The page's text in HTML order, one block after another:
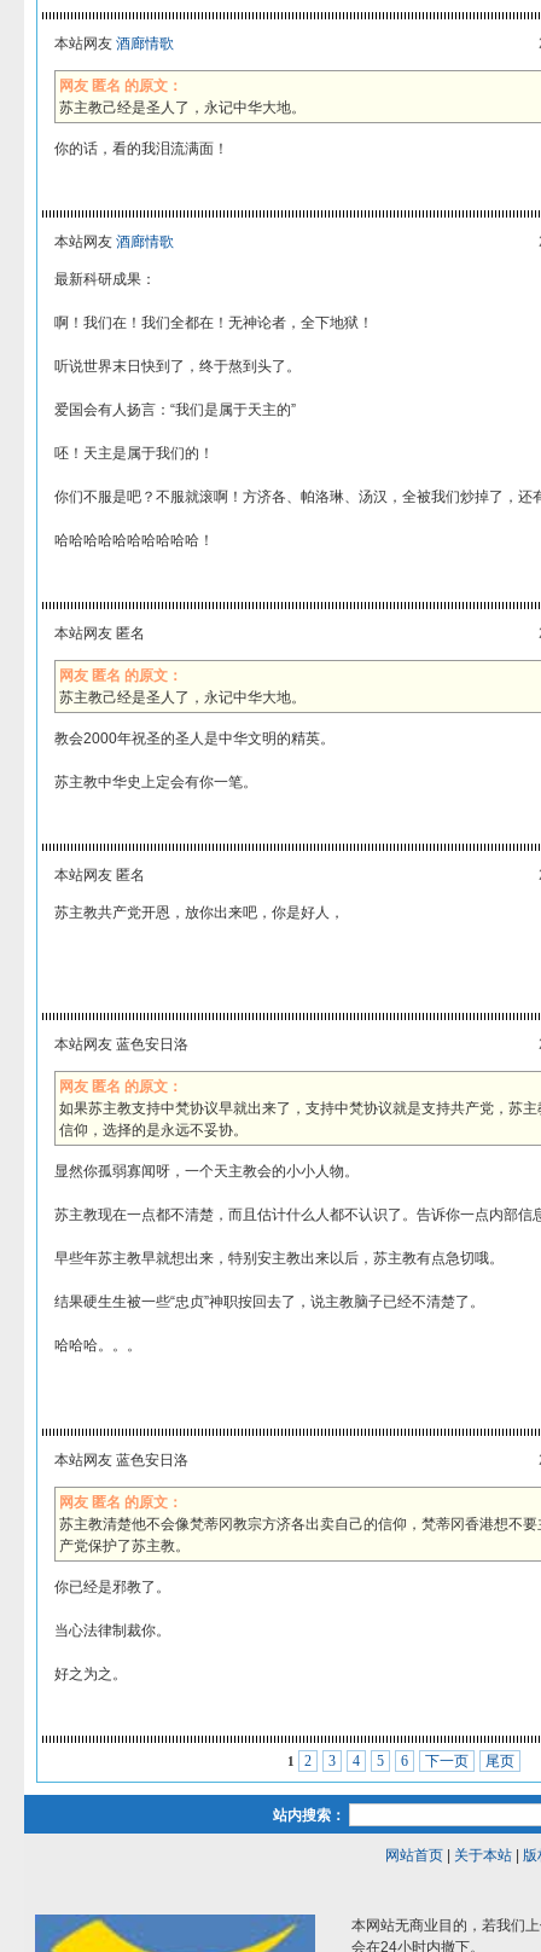
本站网友 酒廊情歌
网友 匿名 的原文：
苏主教己经是圣人了，永记中华大地。
你的话，看的我泪流满面！
本站网友 酒廊情歌
最新科研成果：
啊！我们在！我们全都在！无神论者，全下地狱！
听说世界末日快到了，终于熬到头了。
爱国会有人扬言：“我们是属于天主的”
呸！天主是属于我们的！
你们不服是吧？不服就滚啊！方济各、帕洛琳、汤汉，全被我们炒掉了，还
哈哈哈哈哈哈哈哈哈哈！
本站网友 匿名
网友 匿名 的原文：
苏主教己经是圣人了，永记中华大地。
教会2000年祝圣的圣人是中华文明的精英。
苏主教中华史上定会有你一笔。
本站网友 匿名
苏主教共产党开恩，放你出来吧，你是好人，
本站网友 蓝色安日洛
网友 匿名 的原文：
如果苏主教支持中梵协议早就出来了，支持中梵协议就是支持共产党，苏
信仰，选择的是永远不妥协。
显然你孤弱寡闻呀，一个天主教会的小小人物。
苏主教现在一点都不清楚，而且估计什么人都不认识了。告诉你一点内部信
早些年苏主教早就想出来，特别安主教出来以后，苏主教有点急切哦。
结果硬生生被一些“忠贞”神职按回去了，说主教脑子已经不清楚了。
哈哈哈。。。
本站网友 蓝色安日洛
网友 匿名 的原文：
苏主教清楚他不会像梵蒂冈教宗方济各出卖自己的信仰，梵蒂冈香港想不
产党保护了苏主教。
你已经是邪教了。
当心法律制裁你。
好之为之。
1 2 3 4 5 6 下一页 尾页
站内搜索：
网站首页| 关于本站| 版
本网站无商业目的，若我们
会在24小时内撤下。